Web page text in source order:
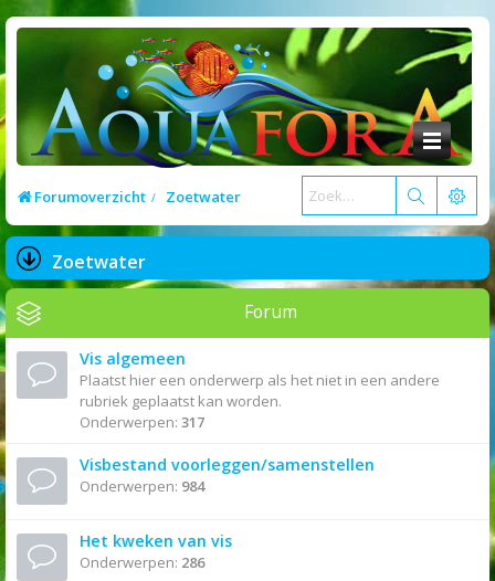
Forumoverzicht Zoetwater
Zoetwater
Forum
Vis algemeen
Plaatst hier een onderwerp als het niet in een andere
rubriek geplaatst kan worden.
Onderwerpen: 317
Visbestand voorleggen/samenstellen
Onderwerpen: 984
Het kweken van vis
Onderwerpen: 286